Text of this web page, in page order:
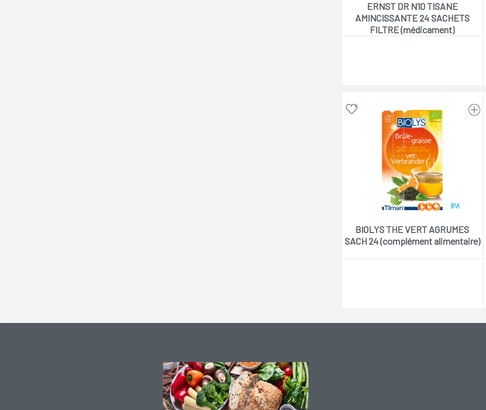
ERNST DR N10 TISANE
AMINCISSANTE 24 SACHETS
FILTRE (médicament)
BIOLYS THE VERT AGRUMES
SACH 24 (complément alimentaire)